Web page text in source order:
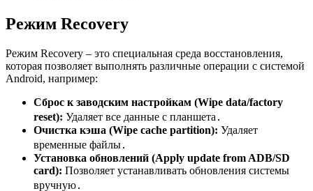
Режим Recovery
Режим Recovery – это специальная среда восстановления,
которая позволяет выполнять различные операции с системой
Android, например:
Сброс к заводским настройкам (Wipe data/factory
reset): Удаляет все данные с планшета․
Очистка кэша (Wipe cache partition): Удаляет
временные файлы․
Установка обновлений (Apply update from ADB/SD
card): Позволяет устанавливать обновления системы
вручную․